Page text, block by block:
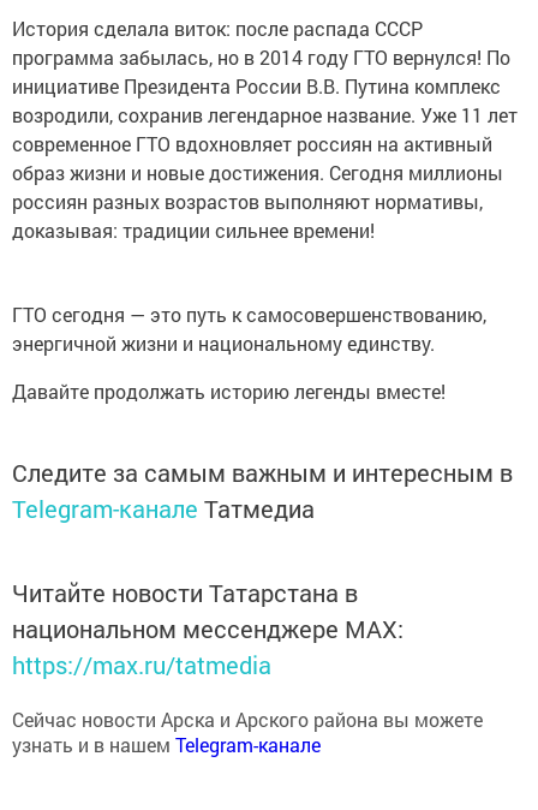
История сделала виток: после распада СССР
программа забылась, но в 2014 году ГТО вернулся! По
инициативе Президента России В.В. Путина комплекс
возродили, сохранив легендарное название. Уже 11 лет
современное ГТО вдохновляет россиян на активный
образ жизни и новые достижения. Сегодня миллионы
россиян разных возрастов выполняют нормативы,
доказывая: традиции сильнее времени!
ГТО сегодня — это путь к самосовершенствованию,
энергичной жизни и национальному единству.
Давайте продолжать историю легенды вместе!
Следите за самым важным и интересным в
Telegram-канале Татмедиа
Читайте новости Татарстана в
национальном мессенджере MАХ:
https://max.ru/tatmedia
Сейчас новости Арска и Арского района вы можете
узнать и в нашемTelegram-канале